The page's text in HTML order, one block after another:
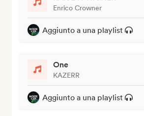
Enrico Crowner
Aggiunto a una playlist
One
KAZERR
Aggiunto a una playlist